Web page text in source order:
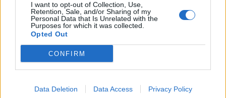
I want to opt-out of Collection, Use,
Retention, Sale, and/or Sharing of my
Personal Data that Is Unrelated with the
Purposes for which it was collected.
Opted Out
CONFIRM
Data Deletion Data Access Privacy Policy
Πελοπόννησος